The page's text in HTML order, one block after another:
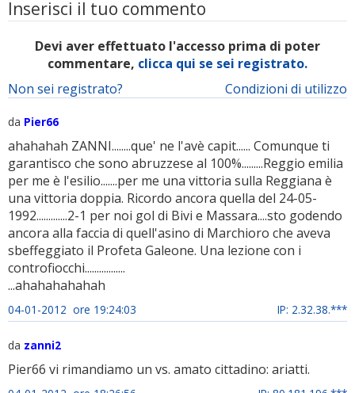
Inserisci il tuo commento
Devi aver effettuato l'accesso prima di poter
commentare, clicca qui se sei registrato.
Condizioni di utilizzo
Non sei registrato?
da Pier66
ahahahah ZANNI........que' ne l'avè capit...... Comunque ti
garantisco che sono abruzzese al 100%.........Reggio emilia
per me è l'esilio.......per me una vittoria sulla Reggiana è
una vittoria doppia. Ricordo ancora quella del 24-05-
1992.............2-1 per noi gol di Bivi e Massara....sto godendo
ancora alla faccia di quell'asino di Marchioro che aveva
sbeffeggiato il Profeta Galeone. Una lezione con i
controfiocchi.................
...ahahahahahah
04-01-2012 ore 19:24:03 IP: 2.32.38.***
da zanni2
Pier66 vi rimandiamo un vs. amato cittadino: ariatti.